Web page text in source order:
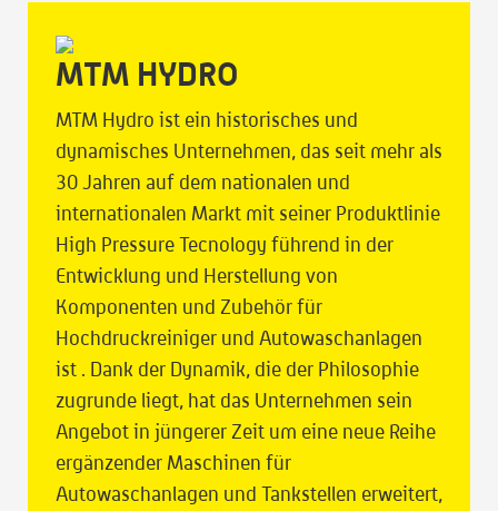
MTM HYDRO
MTM Hydro ist ein historisches und
dynamisches Unternehmen, das seit mehr als
30 Jahren auf dem nationalen und
internationalen Markt mit seiner Produktlinie
High Pressure Tecnology führend in der
Entwicklung und Herstellung von
Komponenten und Zubehör für
Hochdruckreiniger und Autowaschanlagen
ist . Dank der Dynamik, die der Philosophie
zugrunde liegt, hat das Unternehmen sein
Angebot in jüngerer Zeit um eine neue Reihe
ergänzender Maschinen für
Autowaschanlagen und Tankstellen erweitert,